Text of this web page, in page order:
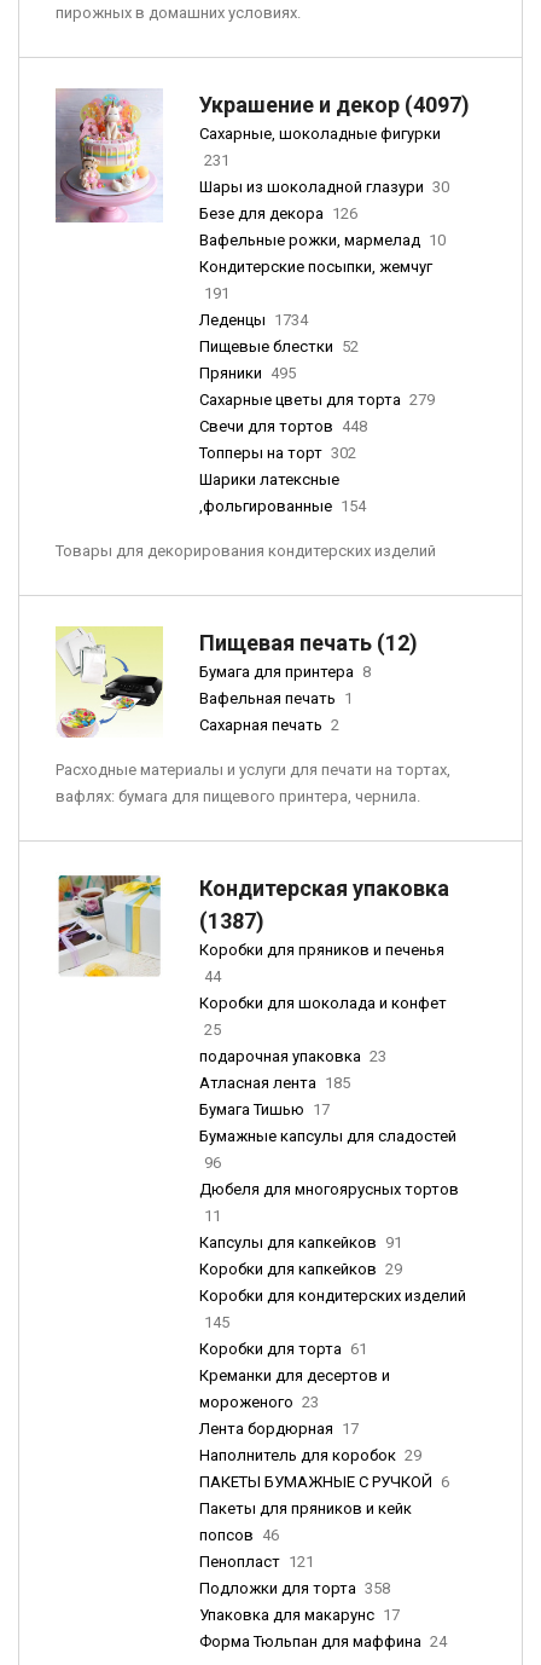
пирожных в домашних условиях.
Украшение и декор (4097)
Сахарные, шоколадные фигурки
231
Шары из шоколадной глазури 30
Безе для декора 126
Вафельные рожки, мармелад 10
Кондитерские посыпки, жемчуг
191
Леденцы 1734
Пищевые блестки 52
Пряники 495
Сахарные цветы для торта 279
Свечи для тортов 448
Топперы на торт 302
Шарики латексные
,фольгированные 154
Товары для декорирования кондитерских изделий
Пищевая печать (12)
Бумага для принтера 8
Вафельная печать 1
Сахарная печать 2
Расходные материалы и услуги для печати на тортах,
вафлях: бумага для пищевого принтера, чернила.
Кондитерская упаковка
(1387)
Коробки для пряников и печенья
44
Коробки для шоколада и конфет
25
подарочная упаковка 23
Атласная лента 185
Бумага Тишью 17
Бумажные капсулы для сладостей
96
Дюбеля для многоярусных тортов
11
Капсулы для капкейков 91
Коробки для капкейков 29
Коробки для кондитерских изделий
145
Коробки для торта 61
Креманки для десертов и
мороженого 23
Лента бордюрная 17
Наполнитель для коробок 29
ПАКЕТЫ БУМАЖНЫЕ С РУЧКОЙ 6
Пакеты для пряников и кейк
попсов 46
Пенопласт 121
Подложки для торта 358
Упаковка для макарунс 17
Форма Тюльпан для маффина 24